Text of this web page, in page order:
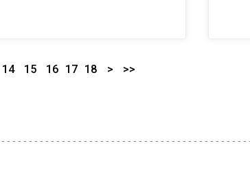
14 15 16 17 18 > >>